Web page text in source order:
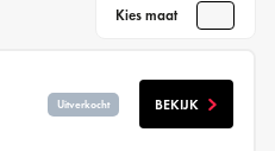
Kies maat
Uitverkocht BEKIJK